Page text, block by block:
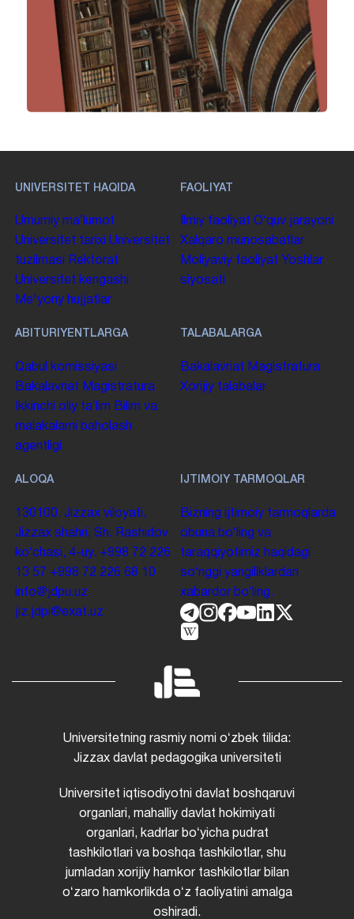
UNIVERSITET HAQIDA
Umumiy maʼlumot
Universitet tarixi Universitet
tuzilmasi
Rektorat
Universitet kengashi
Me'yoriy hujjatlar
FAOLIYAT
Ilmiy faoliyat Oʻquv jarayoni
Xalqaro munosabatlar
Moliyaviy faoliyat Yoshlar
siyosati
ABITURIYENTLARGA
Qabul komissiyasi
Bakalavriat Magistratura
Ikkinchi oliy taʼlim Bilim va
malakalarni baholash
agentligi
TALABALARGA
Bakalavriat Magistratura
Xorijiy talabalar
ALOQA
130100. Jizzax viloyati,
Jizzax shahri, Sh. Rashidov
koʻchasi, 4-uy. +998 72 226
13 57 +998 72 226 68 10
info@jdpu.uz
jiz.jdpi@exat.uz
IJTIMOIY TARMOQLAR
Bizning ijtimoiy tarmoqlarda
obuna boʻling va
taraqqiyotimiz haqidagi
soʻnggi yangiliklardan
xabardor boʻling.
Universitetning rasmiy nomi oʻzbek tilida:
Jizzax davlat pedagogika universiteti
Universitet iqtisodiyotni davlat boshqaruvi
organlari, mahalliy davlat hokimiyati
organlari, kadrlar boʻyicha pudrat
tashkilotlari va boshqa tashkilotlar, shu
jumladan xorijiy hamkor tashkilotlar bilan
oʻzaro hamkorlikda oʻz faoliyatini amalga
oshiradi.